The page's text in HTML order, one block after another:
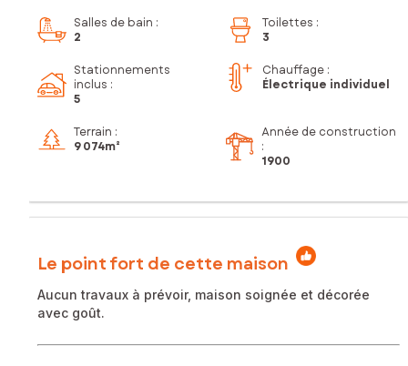
Salles de bain :
2
Toilettes :
3
Stationnements
inclus :
5
Chauffage :
Électrique individuel
Terrain :
9 074m²
Année de construction
:
1900
Le point fort de cette maison
Aucun travaux à prévoir, maison soignée et décorée
avec goût.